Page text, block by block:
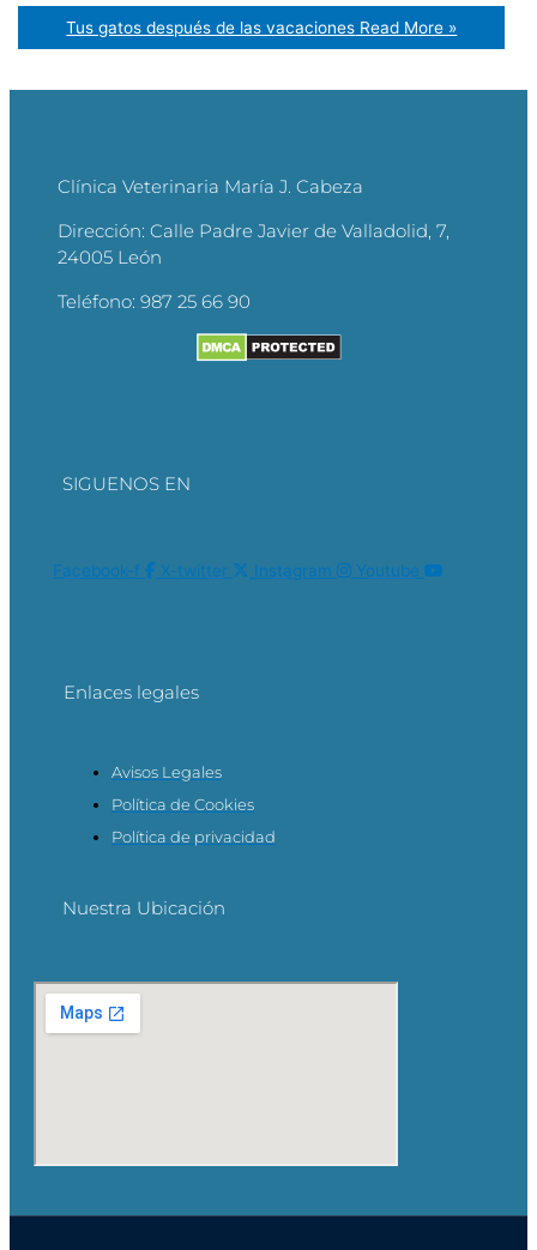
Tus gatos después de las vacaciones Read More »
Clínica Veterinaria María J. Cabeza
Dirección: Calle Padre Javier de Valladolid, 7,
24005 León
Teléfono: 987 25 66 90
SIGUENOS EN
Facebook-f X-twitter Instagram Youtube
Enlaces legales
Avisos Legales
Política de Cookies
Política de privacidad
Nuestra Ubicación